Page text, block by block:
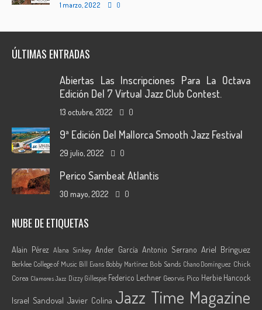
1 marzo, 2022 0
ÚLTIMAS ENTRADAS
Abiertas Las Inscripciones Para La Octava
Edición Del 7 Virtual Jazz Club Contest.
13 octubre, 2022 0
9ª Edición Del Mallorca Smooth Jazz Festival
29 julio, 2022 0
Perico Sambeat Atlantis
30 mayo, 2022 0
NUBE DE ETIQUETAS
Alain Pérez Alana Sinkey Ander García Antonio Serrano Ariel Brínguez
Berklee College of Music Bill Evans Bobby Martínez Bob Sands Chano Domínguez Chick
Corea Clamores Jazz Dizzy Gillespie Federico Lechner Georvis Pico Herbie Hancock
Israel Sandoval Javier Colina Jazz Time Magazine